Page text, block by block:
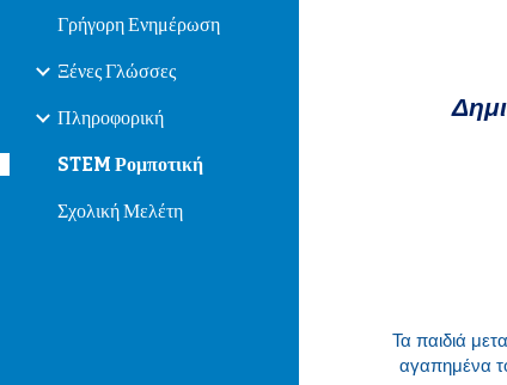
Γρήγορη Ενημέρωση
Ξένες Γλώσσες
Πληροφορική
STEM Ρομποτική
Σχολική Μελέτη
Τα παιδιά
αγαπημένα